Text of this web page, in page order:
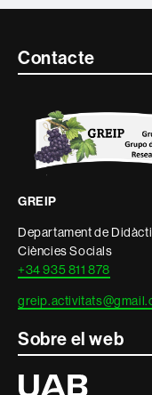
Contacte
informació
legal
Contacte
GREIP
Departament de
Ciències Socials
+34 935 811 878
Sobre el web
Universitat
Autònoma